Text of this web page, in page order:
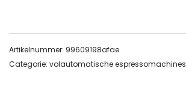
Artikelnummer: 99609198afae
Categorie: volautomatische espressomachines